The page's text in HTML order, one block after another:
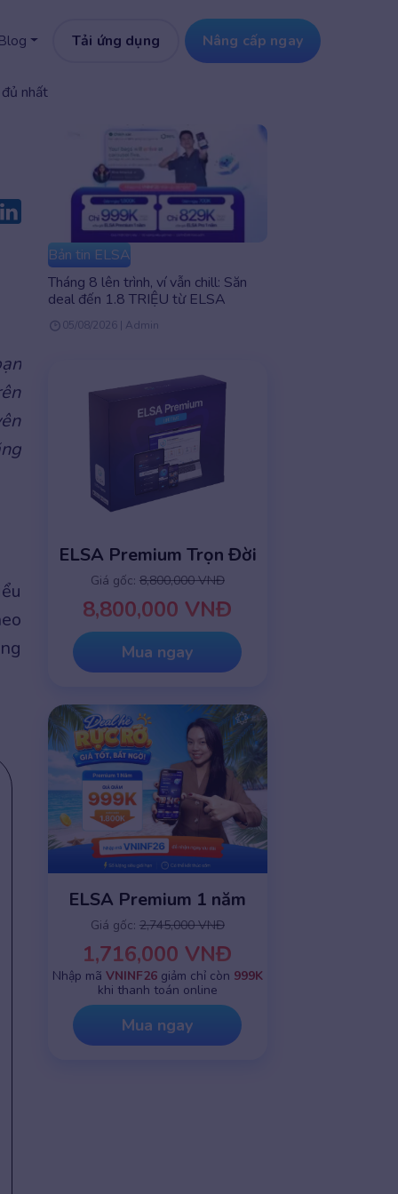
Blog Tải ứng dụng Nâng cấp ngay
nhất
Bản tin ELSA
Tháng 8 lên trình, ví vẫn chill: Săn
deal đến 1.8 TRIỆU từ ELSA
05/08/2026 | Admin
ELSA Premium Trọn Đời
Giá gốc: 8,800,000 VNĐ
8,800,000 VNĐ
Mua ngay
ELSA Premium 1 năm
Giá gốc: 2,745,000 VNĐ
1,716,000 VNĐ
Nhập mã VNINF26giảm chỉ còn 999K
khi thanh toán online
Mua ngay